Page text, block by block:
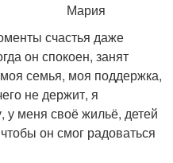
Мария
счастья даже
он спокоен, занят
семья, моя поддержка,
не держит, я
у меня своё жильё, детей
он смог радоваться